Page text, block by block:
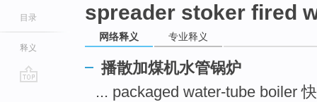
目录
释义
spreader stoker fired
网络释义 专业释义
播散加煤机水管锅炉
... packaged water-tube boiler